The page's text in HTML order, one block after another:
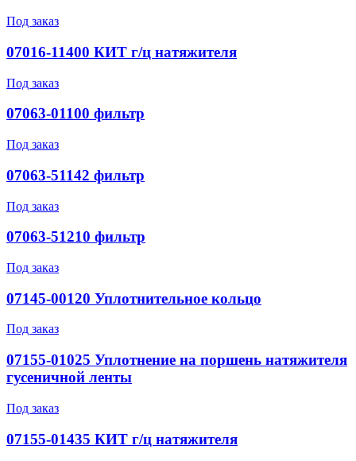
Под заказ
07016-11400 КИТ г/ц натяжителя
Под заказ
07063-01100 фильтр
Под заказ
07063-51142 фильтр
Под заказ
07063-51210 фильтр
Под заказ
07145-00120 Уплотнительное кольцо
Под заказ
07155-01025 Уплотнение на поршень натяжителя
гусеничной ленты
Под заказ
07155-01435 КИТ г/ц натяжителя